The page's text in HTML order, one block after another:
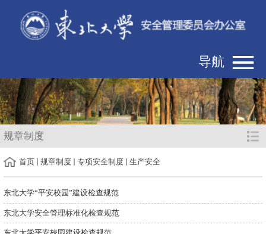
导航
规章制度
首页 规章制度 专项安全制度 生产安全
东北大学“平安校园”建设检查规范
东北大学安全管理标准化检查规范